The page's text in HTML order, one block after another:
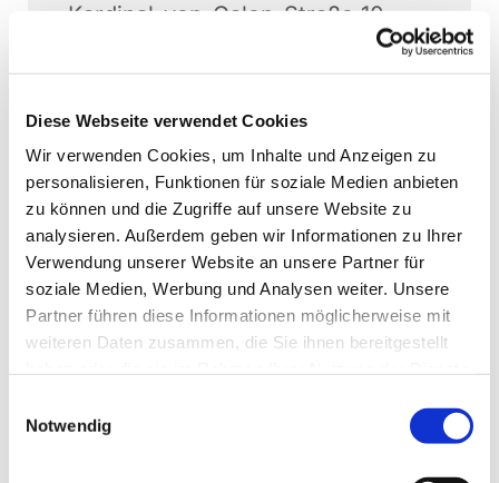
Diese Webseite verwendet Cookies
Wir verwenden Cookies, um Inhalte und Anzeigen zu
personalisieren, Funktionen für soziale Medien anbieten
zu können und die Zugriffe auf unsere Website zu
analysieren. Außerdem geben wir Informationen zu Ihrer
Verwendung unserer Website an unsere Partner für
soziale Medien, Werbung und Analysen weiter. Unsere
Partner führen diese Informationen möglicherweise mit
weiteren Daten zusammen, die Sie ihnen bereitgestellt
Notwendig
Kardinal-von-Galen-Straße 10,
Friedhelm König